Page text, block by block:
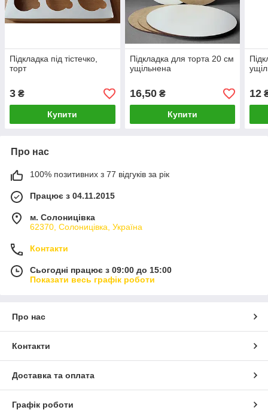
Підкладка під тістечко,
торт
3 ₴
Купити
Підкладка для торта 20 см
ущільнена
16,50₴
Купити
12
Про нас
100% позитивних з 77 відгуків за рік
Працює з 04.11.2015
м. Солоницівка
62370, Солоницівка, Україна
Контакти
Сьогодні працює з 09:00 до 15:00
Показати весь графік роботи
Про нас
Контакти
Доставка та оплата
Графік роботи